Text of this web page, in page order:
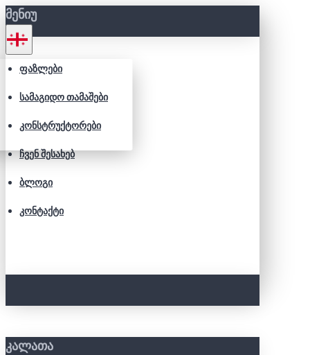
ᲛᲔᲜᲘᲣ
ᲤᲐᲖᲚᲔᲑᲘ
ᲡᲐᲛᲐᲒᲘᲓᲝ ᲗᲐᲛᲐᲨᲔᲑᲘ
ᲙᲝᲜᲡᲢᲠᲣᲥᲢᲝᲠᲔᲑᲘ
ᲩᲕᲔᲜ ᲨᲔᲡᲐᲮᲔᲑ
ᲑᲚᲝᲒᲘ
ᲙᲝᲜᲢᲐᲥᲢᲘ
ᲙᲐᲚᲐᲗᲐ